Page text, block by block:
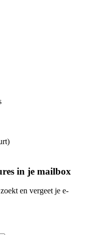
in je mailbox
en vergeet je e-